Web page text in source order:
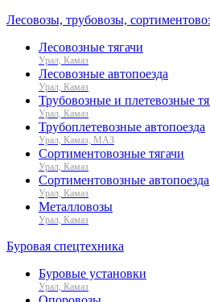
Лесовозы, трубовозы,
Лесовозные тягачи
Урал, Камаз
Лесовозные автопоезда
Урал, Камаз
Трубовозные и плетевозные
Урал, Камаз
Трубоплетевозные автопоезда
Урал, Камаз, МАЗ
Сортиментовозные тягачи
Урал, Камаз
Сортиментовозные автопоезда
Урал, Камаз
Металловозы
Урал, Камаз
Буровая спецтехника
Буровые установки
Урал, Камаз